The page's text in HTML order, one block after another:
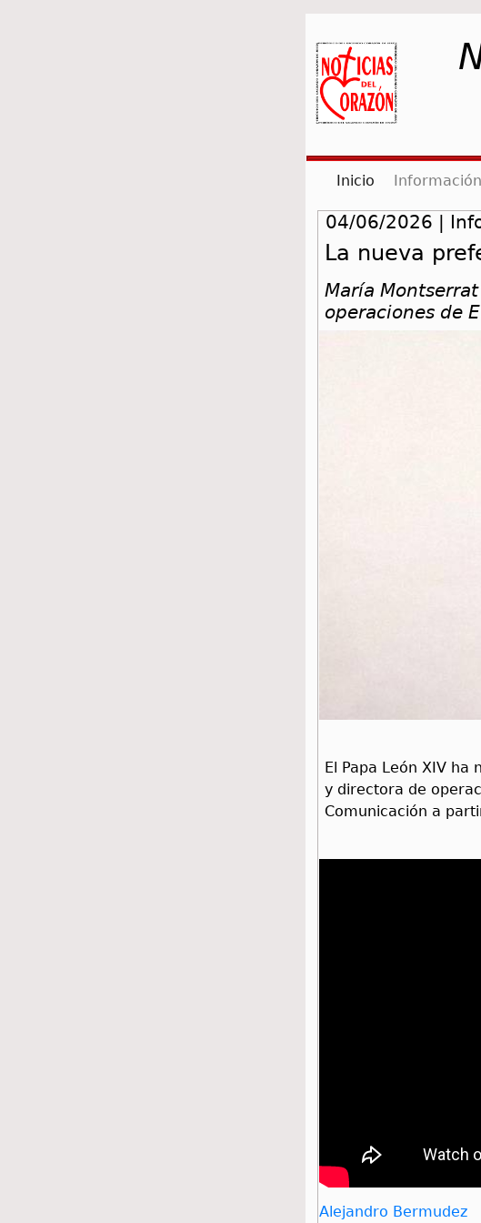
Inicio (current)
Información
04/06/2026 |
La nueva
María
operaciones de
El Papa León XIV
y directora de
Comunicación a
Alejandro Bermudez